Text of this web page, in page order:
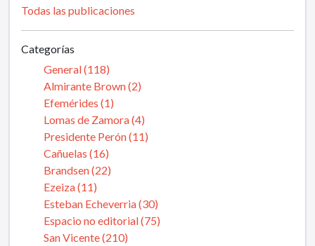
Todas las publicaciones
Categorías
General (118)
Almirante Brown (2)
Efemérides (1)
Lomas de Zamora (4)
Presidente Perón (11)
Cañuelas (16)
Brandsen (22)
Ezeiza (11)
Esteban Echeverria (30)
Espacio no editorial (75)
San Vicente (210)